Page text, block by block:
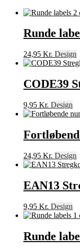
Runde
24,95 Kr. Design
CODE39
9,95 Kr. Design
24,95 Kr. Design
EAN13
9,95 Kr. Design
Runde